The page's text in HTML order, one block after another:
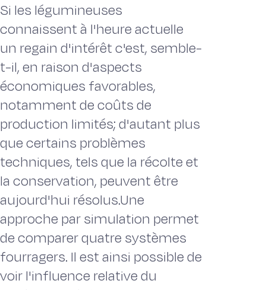
Si les légumineuses
connaissent à l'heure actuelle
un regain d'intérêt c'est, semble-
t-il, en raison d'aspects
économiques favorables,
notamment de coûts de
production limités; d'autant plus
que certains problèmes
techniques, tels que la récolte et
la conservation, peuvent être
aujourd'hui résolus.Une
approche par simulation permet
de comparer quatre systèmes
fourragers. Il est ainsi possible de
voir l'influence relative du